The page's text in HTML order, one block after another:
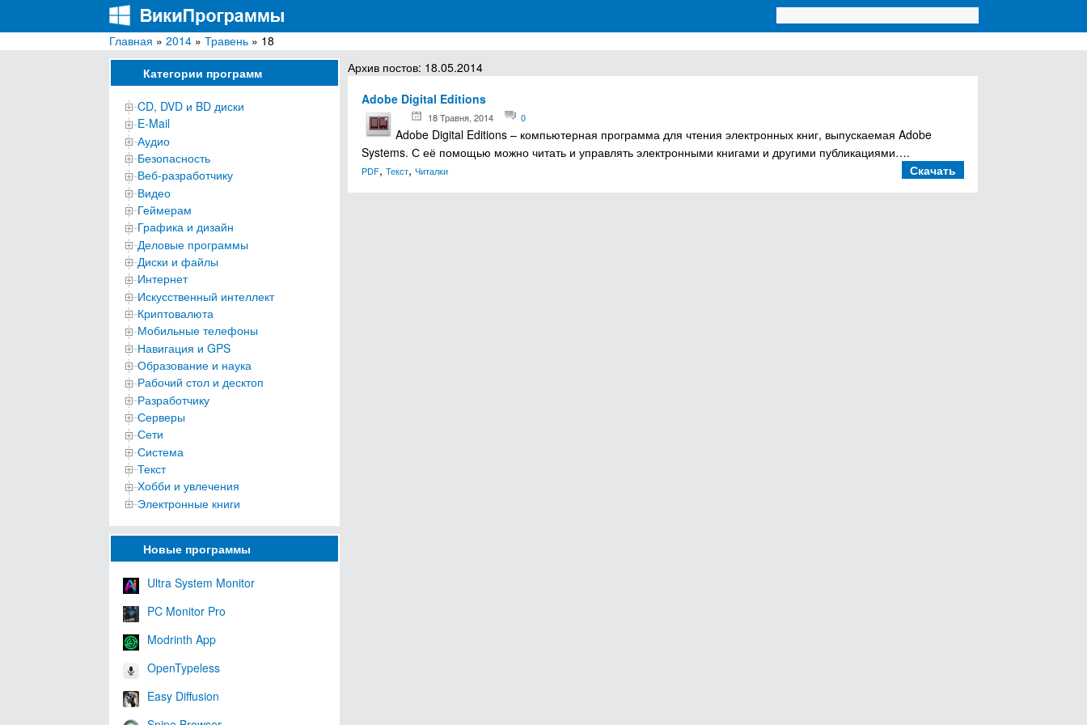
ВикиПрограммы
Энциклопедия бесплатных компьютерных программ для Windows
Главная » 2014 » Травень » 18
Категории программ
CD, DVD и BD диски
E-Mail
Аудио
Безопасность
Веб-разработчику
Видео
Геймерам
Графика и дизайн
Деловые программы
Диски и файлы
Интернет
Искусственный интеллект
Криптовалюта
Мобильные телефоны
Навигация и GPS
Образование и наука
Рабочий стол и десктоп
Разработчику
Серверы
Сети
Система
Текст
Хобби и увлечения
Электронные книги
Новые программы
Ultra System Monitor
PC Monitor Pro
Modrinth App
OpenTypeless
Easy Diffusion
Архив постов: 18.05.2014
Adobe Digital Editions
18 Травня, 2014 0
Adobe Digital Editions – компьютерная программа для чтения электронных книг, выпускаемая Adobe
Systems. С её помощью можно читать и управлять электронными книгами и другими публикациями….
Скачать
PDF, Текст, Читалки